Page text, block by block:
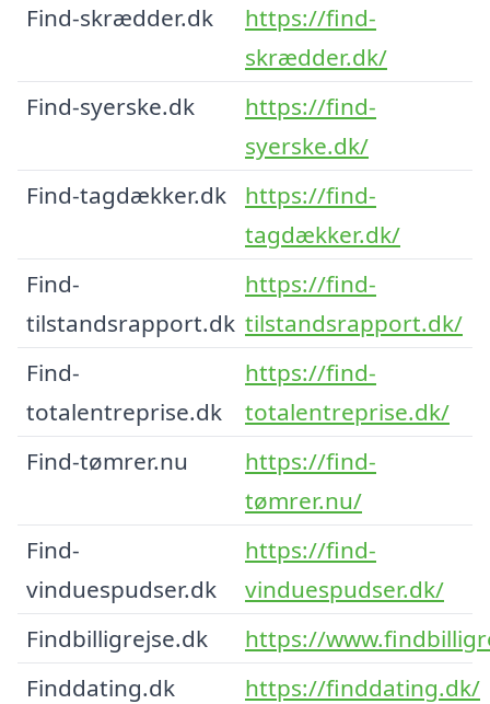
Find-skrædder.dk
https://find-
skrædder.dk/
Find-syerske.dk
https://find-
syerske.dk/
Find-tagdækker.dk
https://find-
tagdækker.dk/
Find-
tilstandsrapport.dk
https://find-
tilstandsrapport.dk/
Find-
totalentreprise.dk
https://find-
totalentreprise.dk/
Find-tømrer.nu
https://find-
tømrer.nu/
Find-
vinduespudser.dk
https://find-
vinduespudser.dk/
Findbilligrejse.dk
https://
Finddating.dk
https://finddating.dk/